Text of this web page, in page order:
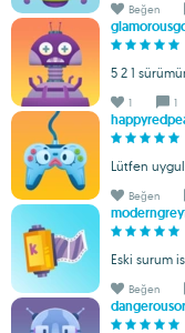
Beğen
5 2 1
1 1
Lütfen
Beğen
Eski surum
Beğen